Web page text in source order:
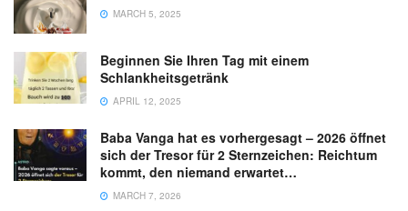
MARCH 5, 2025
Beginnen Sie Ihren Tag mit einem
Schlankheitsgetränk
APRIL 12, 2025
Baba Vanga hat es vorhergesagt – 2026 öffnet
sich der Tresor für 2 Sternzeichen: Reichtum
kommt, den niemand erwartet…
MARCH 7, 2026